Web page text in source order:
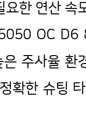
요한 연산 속
OC D6
주사율 환
확한 슈팅